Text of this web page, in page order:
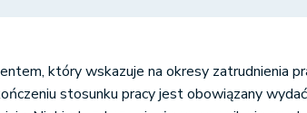
który wskazuje na okresy zatrudnienia
stosunku pracy jest obowiązany